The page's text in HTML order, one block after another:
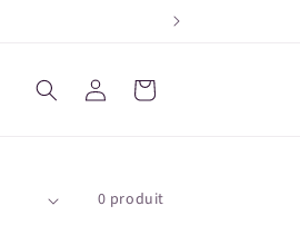
Connexion Panier
0 produit